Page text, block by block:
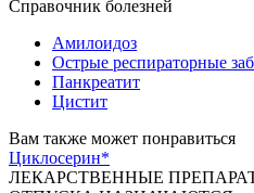
Справочник болезней
Амилоидоз
Острые респираторные
Панкреатит
Цистит
Вам также может понравиться
Циклосерин*
ЛЕКАРСТВЕННЫЕ